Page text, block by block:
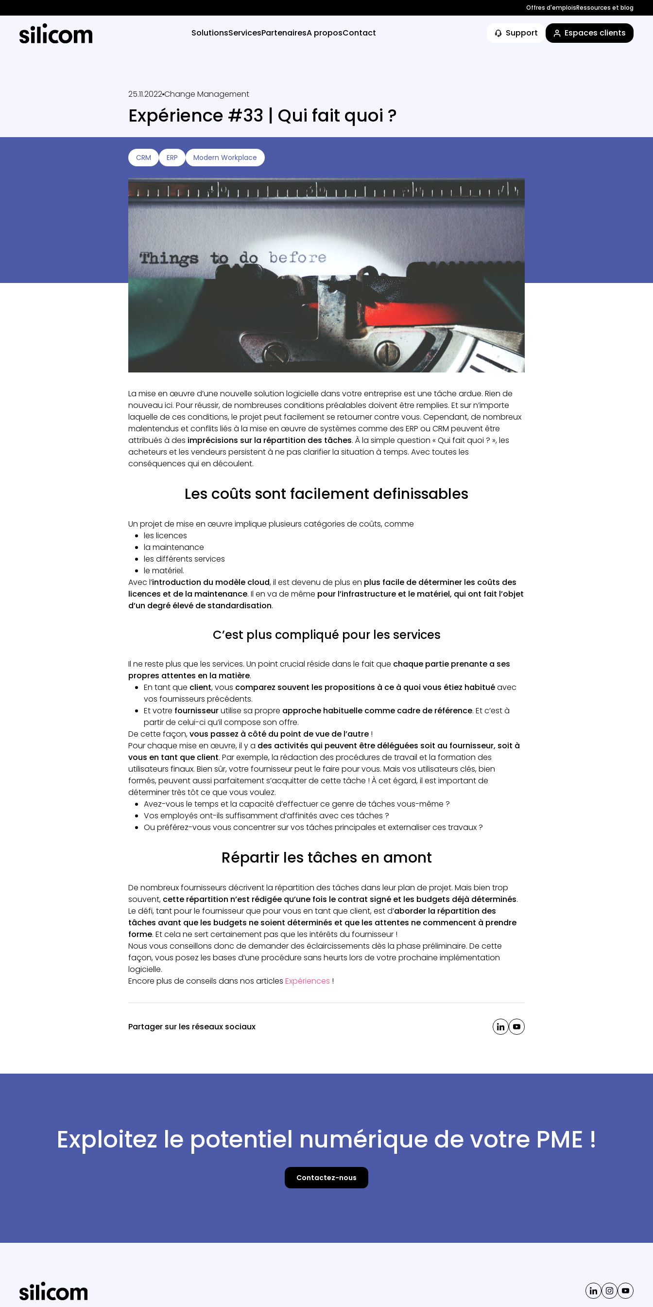
Offres d'emploisRessources et blog
SolutionsServicesPartenairesA proposContact Support Espaces clients
25.11.2022Change Management
Expérience #33 | Qui fait quoi ?
CRM ERP Modern Workplace
La mise en œuvre d’une nouvelle solution logicielle dans votre entreprise est une tâche ardue. Rien de
nouveau ici. Pour réussir, de nombreuses conditions préalables doivent être remplies. Et sur n’importe
laquelle de ces conditions, le projet peut facilement se retourner contre vous. Cependant, de nombreux
malentendus et conflits liés à la mise en œuvre de systèmes comme des ERP ou CRM peuvent être
attribués à des imprécisions sur la répartition des tâches. À la simple question « Qui fait quoi ? », les
acheteurs et les vendeurs persistent à ne pas clarifier la situation à temps. Avec toutes les
conséquences qui en découlent.
Les coûts sont facilement definissables
Un projet de mise en œuvre implique plusieurs catégories de coûts, comme
les licences
la maintenance
les différents services
le matériel.
Avec l’introduction du modèle cloud, il est devenu de plus en plus facile de déterminer les coûts des
licences et de la maintenance. Il en va de même pour l’infrastructure et le matériel, qui ont fait l’objet
d’un degré élevé de standardisation.
C’est plus compliqué pour les services
Il ne reste plus que les services. Un point crucial réside dans le fait que chaque partie prenante a ses
propres attentes en la matière.
En tant que client, vous comparez souvent les propositions à ce à quoi vous étiez habituéavec
vos fournisseurs précédents.
Et votre fournisseurutilise sa propre approche habituelle comme cadre de référence. Et c’est à
partir de celui-ci qu’il compose son offre.
De cette façon,vous passez à côté du point de vue de l’autre !
Pour chaque mise en œuvre, il y a des activités qui peuvent être déléguées soit au fournisseur, soit à
vous en tant que client. Par exemple, la rédaction des procédures de travail et la formation des
utilisateurs finaux. Bien sûr, votre fournisseur peut le faire pour vous. Mais vos utilisateurs clés, bien
formés, peuvent aussi parfaitement s’acquitter de cette tâche ! À cet égard, il est important de
déterminer très tôt ce que vous voulez.
Avez-vous le temps et la capacité d’effectuer ce genre de tâches vous-même ?
Vos employés ont-ils suffisamment d’affinités avec ces tâches ?
Ou préférez-vous vous concentrer sur vos tâches principales et externaliser ces travaux ?
Répartir les tâches en amont
De nombreux fournisseurs décrivent la répartition des tâches dans leur plan de projet. Mais bien trop
souvent, cette répartition n’est rédigée qu’une fois le contrat signé et les budgets déjà déterminés.
Le défi, tant pour le fournisseur que pour vous en tant que client, est d’aborder la répartition des
tâches avant que les budgets ne soient déterminés et que les attentes ne commencent à prendre
forme. Et cela ne sert certainement pas que les intérêts du fournisseur !
Nous vous conseillons donc de demander des éclaircissements dès la phase préliminaire. De cette
façon, vous posez les bases d’une procédure sans heurts lors de votre prochaine implémentation
logicielle.
Encore plus de conseils dans nos articles Expériences !
Partager sur les réseaux sociaux
Exploitez le potentiel numérique de votre PME !
Contactez-nous